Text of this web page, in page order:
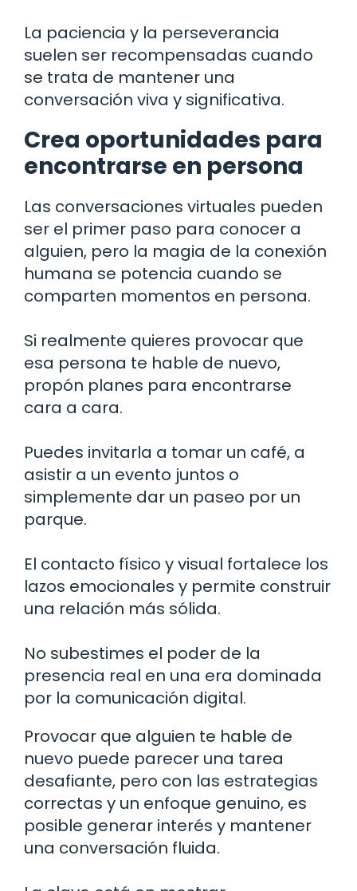
La paciencia y la perseverancia
suelen ser recompensadas cuando
se trata de mantener una
conversación viva y significativa.
Crea oportunidades para
encontrarse en persona
Las conversaciones virtuales pueden
ser el primer paso para conocer a
alguien, pero la magia de la conexión
humana se potencia cuando se
comparten momentos en persona.
Si realmente quieres provocar que
esa persona te hable de nuevo,
propón planes para encontrarse
cara a cara.
Puedes invitarla a tomar un café, a
asistir a un evento juntos o
simplemente dar un paseo por un
parque.
El contacto físico y visual fortalece los
lazos emocionales y permite construir
una relación más sólida.
No subestimes el poder de la
presencia real en una era dominada
por la comunicación digital.
Provocar que alguien te hable de
nuevo puede parecer una tarea
desafiante, pero con las estrategias
correctas y un enfoque genuino, es
posible generar interés y mantener
una conversación fluida.